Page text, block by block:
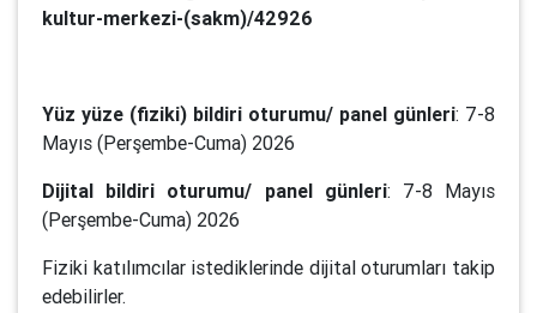
kultur-merkezi-(sakm)/42926
Yüz yüze (fiziki) bildiri oturumu/ panel günleri: 7-8
Mayıs (Perşembe-Cuma) 2026
Dijital bildiri oturumu/ panel günleri: 7-8 Mayıs
(Perşembe-Cuma) 2026
Fiziki katılımcılar istediklerinde dijital oturumları takip
edebilirler.